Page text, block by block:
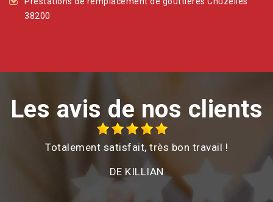
38200
Les avis de nos clients
Totalement satisfait, très bon travail !
DE KILLIAN